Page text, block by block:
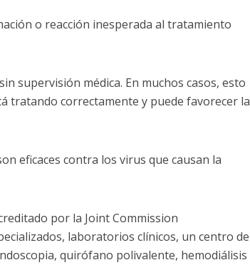
o reacción inesperada al tratamiento
supervisión médica. En muchos casos, esto
tratando correctamente y puede favorecer la
eficaces contra los virus que causan la
por la Joint Commission
laboratorios clínicos, un centro de
quirófano polivalente, hemodiálisis